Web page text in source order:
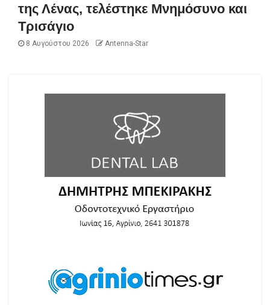
της Λένας, τελέστηκε Μνημόσυνο και
Τρισάγιο
8 Αυγούστου 2026 Antenna-Star